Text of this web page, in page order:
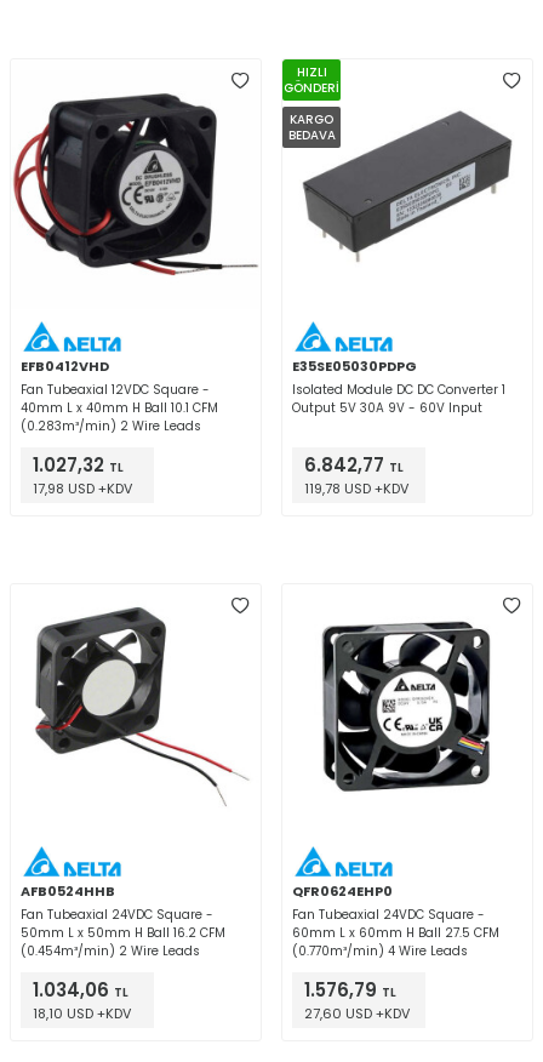
EFB0412VHD
Fan Tubeaxial 12VDC Square -
40mm L x 40mm H Ball 10.1 CFM
(0.283m³/min) 2 Wire Leads
1.027,32 TL
17,98 USD +KDV
HIZLI
GÖNDERİ
KARGO
BEDAVA
E35SE05030PDPG
Isolated Module DC DC Converter 1
Output 5V 30A 9V - 60V Input
6.842,77 TL
119,78 USD +KDV
AFB0524HHB
Fan Tubeaxial 24VDC Square -
50mm L x 50mm H Ball 16.2 CFM
(0.454m³/min) 2 Wire Leads
1.034,06 TL
18,10 USD +KDV
QFR0624EHP0
Fan Tubeaxial 24VDC Square -
60mm L x 60mm H Ball 27.5 CFM
(0.770m³/min) 4 Wire Leads
1.576,79 TL
27,60 USD +KDV